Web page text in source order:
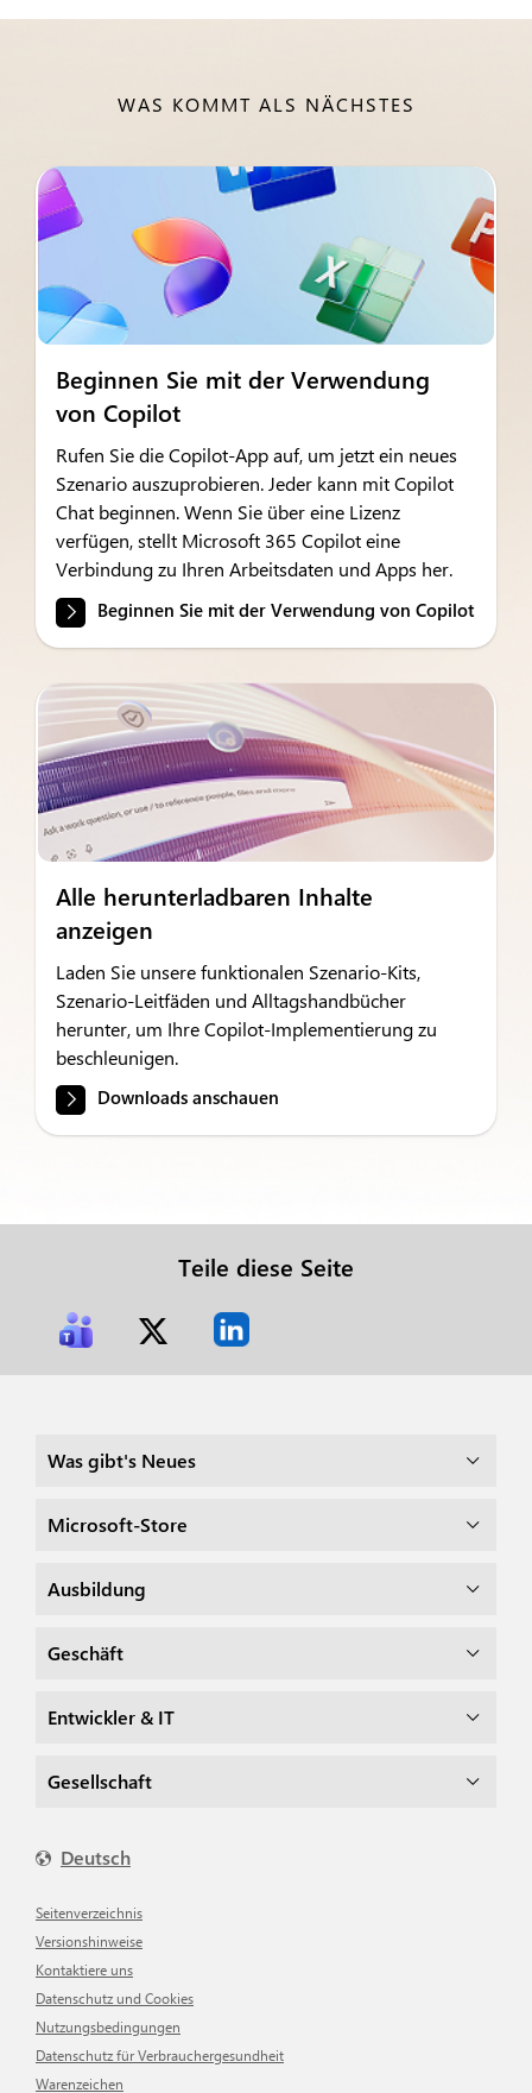
WAS KOMMT ALS NÄCHSTES
Beginnen Sie mit der Verwendung
von Copilot
Rufen Sie die Copilot-App auf, um jetzt ein neues
Szenario auszuprobieren. Jeder kann mit Copilot
Chat beginnen. Wenn Sie über eine Lizenz
verfügen, stellt Microsoft 365 Copilot eine
Verbindung zu Ihren Arbeitsdaten und Apps her.
Beginnen Sie mit der Verwendung von Copilot
Alle herunterladbaren Inhalte
anzeigen
Laden Sie unsere funktionalen Szenario-Kits,
Szenario-Leitfäden und Alltagshandbücher
herunter, um Ihre Copilot-Implementierung zu
beschleunigen.
Downloads anschauen
Teile diese Seite
Was gibt's Neues
Microsoft-Store
Ausbildung
Geschäft
Entwickler & IT
Gesellschaft
Deutsch
Seitenverzeichnis
Versionshinweise
Kontaktiere uns
Datenschutz und Cookies
Nutzungsbedingungen
Datenschutz für Verbrauchergesundheit
Warenzeichen